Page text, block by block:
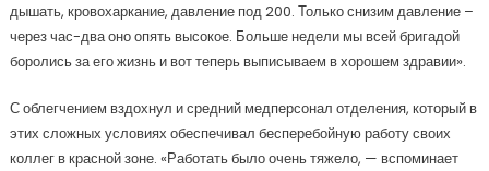
дышать, кровохаркание, давление под 200. Только снизим давление –
через час-два оно опять высокое. Больше недели мы всей бригадой
боролись за его жизнь и вот теперь выписываем в хорошем здравии».
С облегчением вздохнул и средний медперсонал отделения, который в
этих сложных условиях обеспечивал бесперебойную работу своих
коллег в красной зоне. «Работать было очень тяжело, — вспоминает